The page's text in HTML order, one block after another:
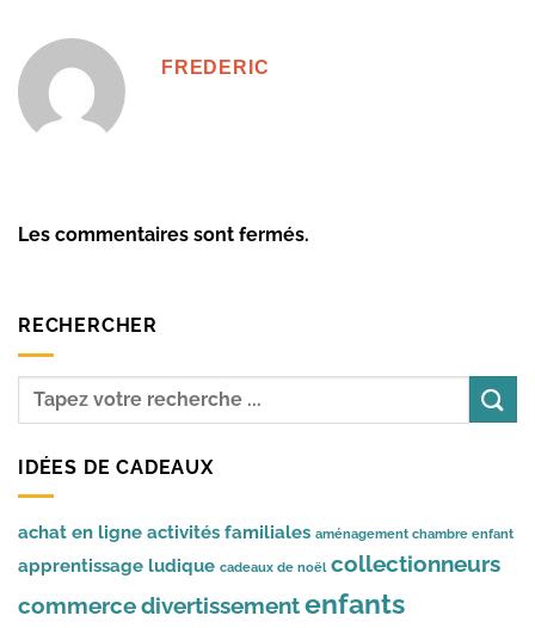
FREDERIC
Les commentaires sont fermés.
RECHERCHER
IDÉES DE CADEAUX
achat en ligne activités familiales aménagement chambre enfant
apprentissage ludique cadeaux de noël collectionneurs
commercedivertissementenfants